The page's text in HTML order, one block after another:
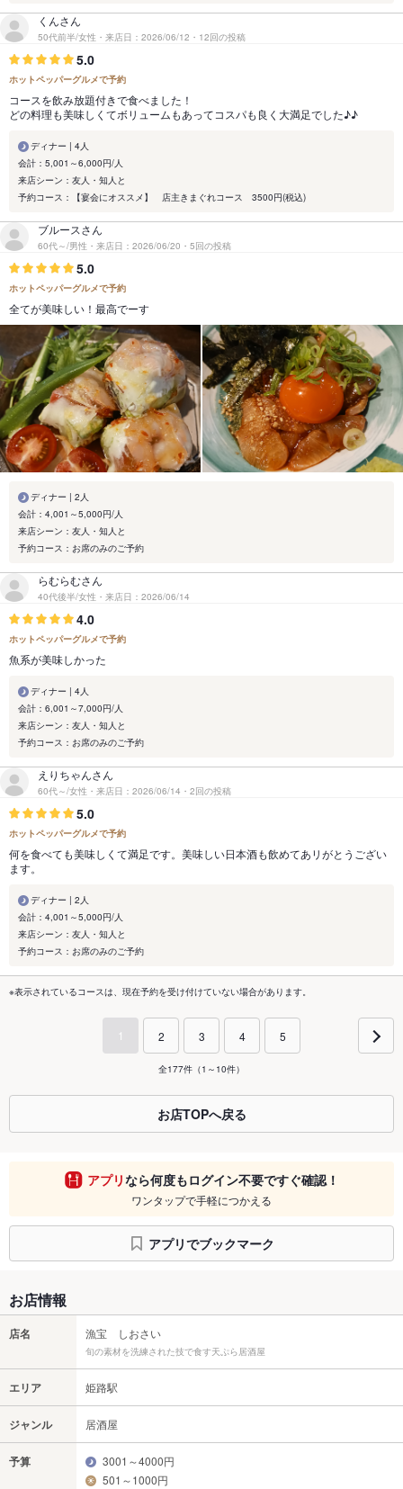
くんさん
50代前半/女性・来店日：2026/06/12・12回の投稿
5.0
ホットペッパーグルメで予約
コースを飲み放題付きで食べました！
どの料理も美味しくてボリュームもあってコスパも良く大満足でした♪♪
ディナー | 4人
会計：5,001～6,000円/人
来店シーン：友人・知人と
予約コース：【宴会にオススメ】 店主きまぐれコース 3500円(税込)
ブルースさん
60代～/男性・来店日：2026/06/20・5回の投稿
5.0
ホットペッパーグルメで予約
全てが美味しい！最高でーす
ディナー | 2人
会計：4,001～5,000円/人
来店シーン：友人・知人と
予約コース：お席のみのご予約
らむらむさん
40代後半/女性・来店日：2026/06/14
4.0
ホットペッパーグルメで予約
魚系が美味しかった
ディナー | 4人
会計：6,001～7,000円/人
来店シーン：友人・知人と
予約コース：お席のみのご予約
えりちゃんさん
60代～/女性・来店日：2026/06/14・2回の投稿
5.0
ホットペッパーグルメで予約
何を食べても美味しくて満足です。美味しい日本酒も飲めてあリがとうござい
ます。
ディナー | 2人
会計：4,001～5,000円/人
来店シーン：友人・知人と
予約コース：お席のみのご予約
※表示されているコースは、現在予約を受け付けていない場合があります。
1 2 3 4 5
全177件（1～10件）
お店TOPへ戻る
アプリなら何度もログイン不要ですぐ確認！
ワンタップで手軽につかえる
アプリでブックマーク
お店情報
店名 漁宝 しおさい
旬の素材を洗練された技で食す天ぷら居酒屋
エリア 姫路駅
ジャンル 居酒屋
予算
3001～4000円
501～1000円